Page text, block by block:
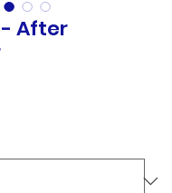
After